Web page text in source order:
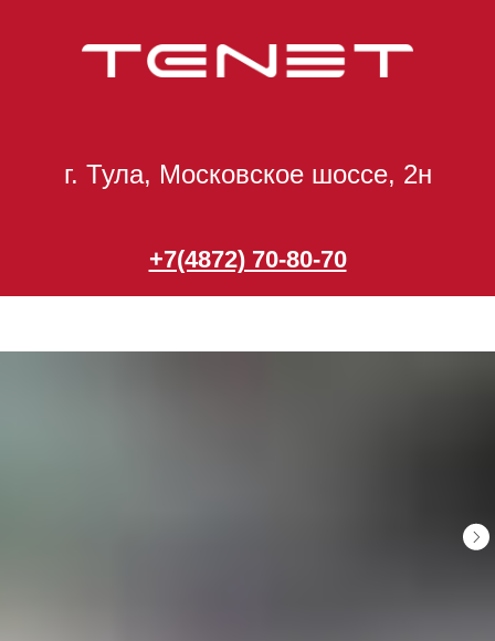
г. Тула, Московское шоссе, 2н
+7(4872) 70-80-70